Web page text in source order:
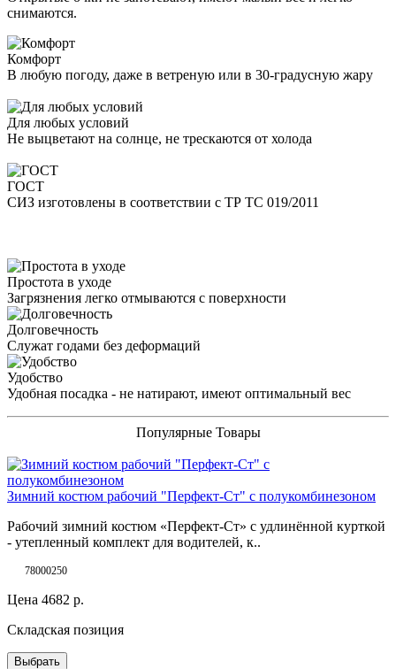
снимаются.
Комфорт
В любую погоду, даже в ветреную или в 30-градусную жару
Для любых условий
Не выцветают на солнце, не трескаются от холода
ГОСТ
СИЗ изготовлены в соответствии с ТР ТС 019/2011
Простота в уходе
Загрязнения легко отмываются с поверхности
Долговечность
Служат годами без деформаций
Удобство
Удобная посадка - не натирают, имеют оптимальный вес
Популярные Товары
Зимний костюм рабочий "Перфект-Ст" с полукомбинезоном
Рабочий зимний костюм «Перфект-Ст» с удлинённой курткой
- утепленный комплект для водителей, к..
78000250
Цена 4682 р.
Складская позиция
Выбрать